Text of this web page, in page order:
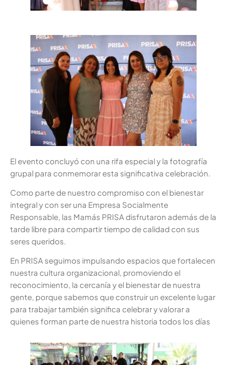
El evento concluyó con una rifa especial y la fotografía
grupal para conmemorar esta significativa celebración.
Como parte de nuestro compromiso con el bienestar
integral y con ser una Empresa Socialmente
Responsable, las Mamás PRISA disfrutaron además de la
tarde libre para compartir tiempo de calidad con sus
seres queridos.
En PRISA seguimos impulsando espacios que fortalecen
nuestra cultura organizacional, promoviendo el
reconocimiento, la cercanía y el bienestar de nuestra
gente, porque sabemos que construir un excelente lugar
para trabajar también significa celebrar y valorar a
quienes forman parte de nuestra historia todos los días